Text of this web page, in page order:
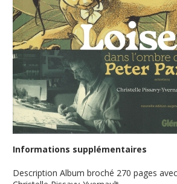
Informations supplémentaires
Description Album broché 270 pages